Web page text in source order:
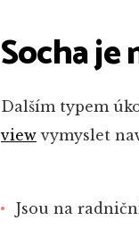
Socha je
Dalším typem
view vymyslet
Jsou na